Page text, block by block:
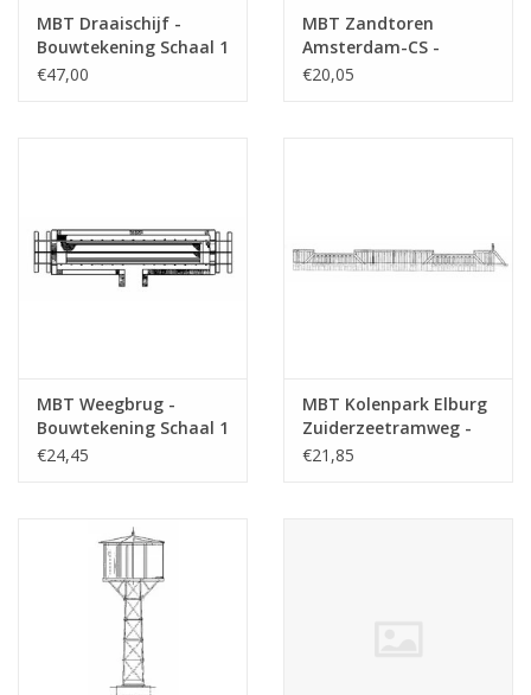
Totaal aantal bladen
tekening
Aantal bladen A4 tekst
MBT Draaischijf -
Bouwtekening Schaal 1
: 45 (30.02.001)
€47,00
MBT Zandtoren
Amsterdam-CS -
Bouwtekening Schaal 1
€20,05
MBT Weegbrug -
Bouwtekening Schaal 1
: 45 (30.02.003)
€24,45
MBT Kolenpark Elburg
Zuiderzeetramweg -
Bouwtekening Schaal 1
€21,85